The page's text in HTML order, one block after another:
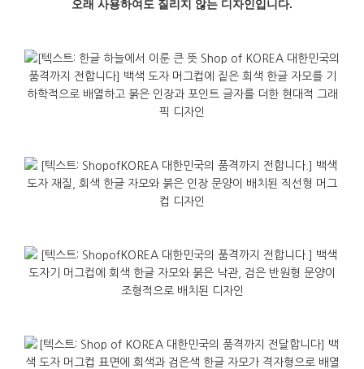
오래 사용하여도 질리지 않는 디자인입니다.